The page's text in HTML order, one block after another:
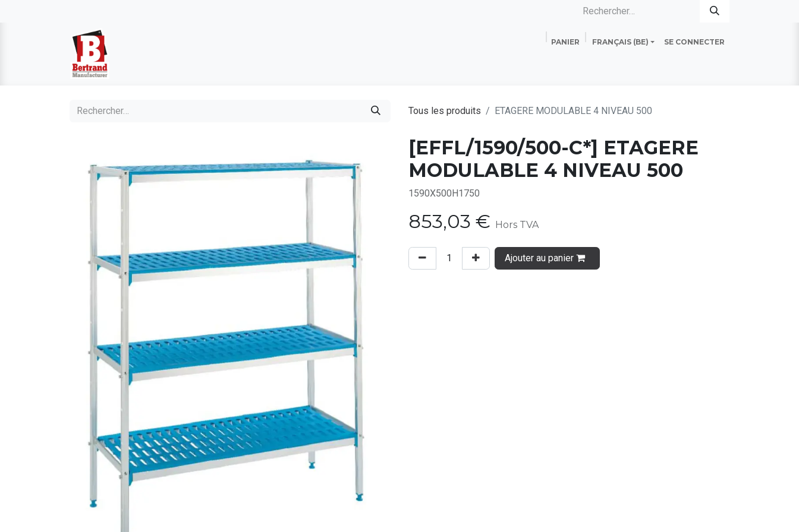
PANIER FRANÇAIS (BE) SE CONNECTER
Tous les produits ETAGERE MODULABLE 4 NIVEAU 500
[EFFL/1590/500-C*] ETAGERE
MODULABLE 4 NIVEAU 500
1590X500H1750
853,03 € Hors TVA
Ajouter au panier